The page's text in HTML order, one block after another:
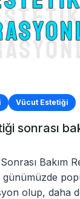
Vücut Estetiği
sonrası
Bakım
günümüzde
olup, daha